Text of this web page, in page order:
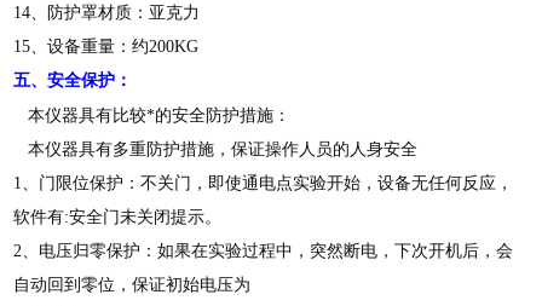
14、防护罩材质：亚克力
15、设备重量：约200KG
五、安全保护：
本仪器具有比较*的安全防护措施：
本仪器具有多重防护措施，保证操作人员的人身安全
1、门限位保护：不关门，即使通电点实验开始，设备无任何反应，
软件有:安全门未关闭提示。
2、电压归零保护：如果在实验过程中，突然断电，下次开机后，会
自动回到零位，保证初始电压为